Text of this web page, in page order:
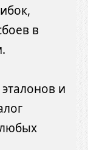
в
и